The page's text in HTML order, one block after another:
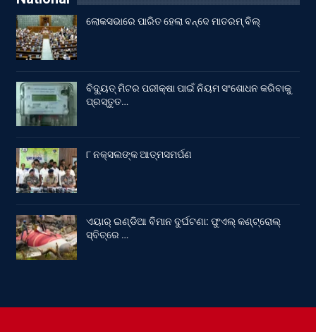
ଲୋକସଭାରେ ପାରିତ ହେଲା ବନ୍ଦେ ମାତରମ୍‌ ବିଲ୍‌
ବିଦ୍ୟୁତ୍ ମିଟର ପରୀକ୍ଷା ପାଇଁ ନିୟମ ସଂଶୋଧନ କରିବାକୁ
ପ୍ରସ୍ତୁତ…
୮ ନକ୍ସଲଙ୍କ ଆତ୍ମସମର୍ପଣ
ଏୟାର୍ ଇଣ୍ଡିଆ ବିମାନ ଦୁର୍ଘଟଣା: ଫୁଏଲ୍‌ କଣ୍ଟ୍ରୋଲ୍‌
ସ୍ବିଚ୍‌ରେ …